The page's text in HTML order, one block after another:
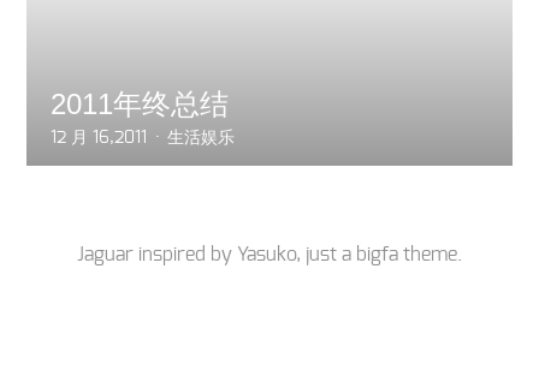
2011年终总结
12 月 16,2011 生活娱乐
Jaguar inspired by Yasuko, just a bigfa theme.